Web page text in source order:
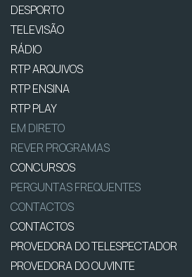
DESPORTO
TELEVISÃO
RÁDIO
RTP ARQUIVOS
RTP ENSINA
RTP PLAY
EM DIRETO
REVER PROGRAMAS
CONCURSOS
PERGUNTAS FREQUENTES
CONTACTOS
CONTACTOS
PROVEDORA DO TELESPECTADOR
PROVEDORA DO OUVINTE